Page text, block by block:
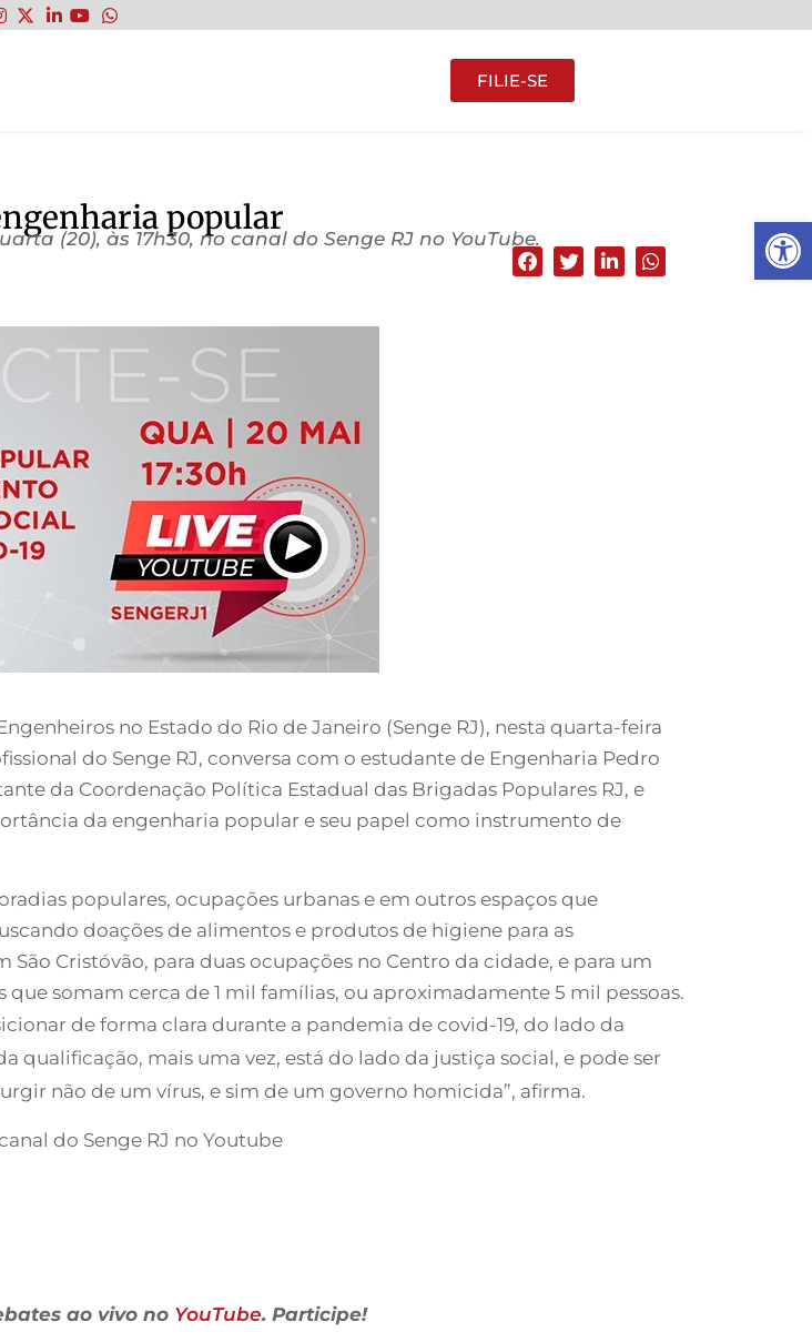
Abrir
FILIE-SE
popular
(20), às 17h30, no canal do Senge RJ no YouTube.
no Estado do Rio de Janeiro (Senge RJ), nesta quarta-feira
do Senge RJ, conversa com o estudante de Engenharia Pedro
da Coordenação Política Estadual das Brigadas Populares RJ, e
da engenharia popular e seu papel como instrumento de
populares, ocupações urbanas e em outros espaços que
doações de alimentos e produtos de higiene para as
Cristóvão, para duas ocupações no Centro da cidade, e para um
somam cerca de 1 mil famílias, ou aproximadamente 5 mil pessoas.
de forma clara durante a pandemia de covid-19, do lado da
qualificação, mais uma vez, está do lado da justiça social, e pode ser
não de um vírus, e sim de um governo homicida”, afirma.
do Senge RJ no Youtube
ao vivo no YouTube. Participe!